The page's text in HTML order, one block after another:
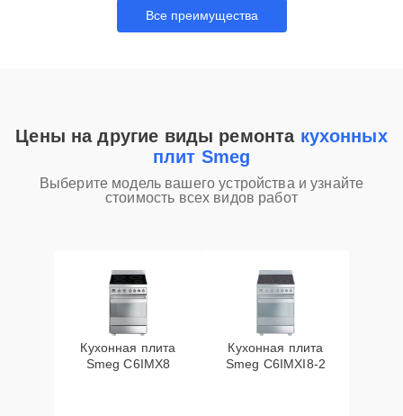
Все преимущества
Цены на другие виды ремонта кухонных
плит Smeg
Выберите модель вашего устройства и узнайте
стоимость всех видов работ
Кухонная плита
Smeg C6IMX8
Кухонная плита
Smeg C6IMXI8-2